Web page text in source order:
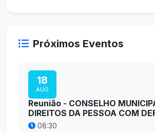
Próximos Eventos
18
AUG
Reunião - CONSELHO
DIREITOS DA PESSOA COM
08:30